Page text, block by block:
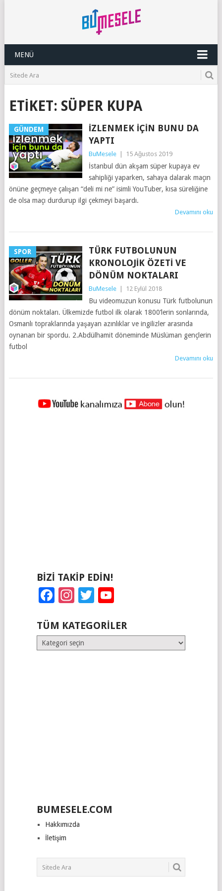
MENÜ
ETIKET: SÜPER KUPA
GÜNDEM
İZLENMEK İÇIN BUNU DA
YAPTI
BuMesele 15 Ağustos 2019
İstanbul dün akşam süper kupaya ev
sahipliği yaparken, sahaya dalarak maçın
önüne geçmeye çalışan “deli mi ne” isimli YouTuber, kısa süreliğine
de olsa maçı durdurup ilgi çekmeyi başardı.
Devamını oku
SPOR
TÜRK FUTBOLUNUN
KRONOLOJIK ÖZETI VE
DÖNÜM NOKTALARI
BuMesele 12 Eylül 2018
Bu videomuzun konusu Türk futbolunun
dönüm noktaları. Ülkemizde futbol ilk olarak 1800’lerin sonlarında,
Osmanlı topraklarında yaşayan azınlıklar ve ingilizler arasında
oynanan bir spordu. 2.Abdülhamit döneminde Müslüman gençlerin
futbol
Devamını oku
YAZILAR
BIZI TAKIP EDIN!
Facebook
Instagram
Twitter
TÜM KATEGORILER
Tüm
Kategoriler
BUMESELE.COM
Hakkımızda
İletişim